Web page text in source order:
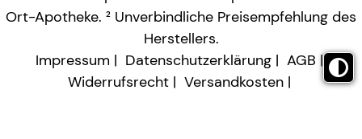
Ort-Apotheke. ² Unverbindliche Preisempfehlung des
Herstellers.
Impressum
Datenschutzerklärung
AGB
Widerrufsrecht
Versandkosten